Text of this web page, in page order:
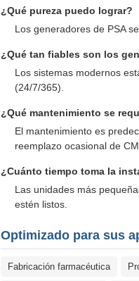
¿Qué pureza puedo lograr?
Los generadores de PSA
¿Qué tan fiables son los
Los sistemas modernos
(24/7/365).
¿Qué mantenimiento se
El mantenimiento es
reemplazo ocasional de
¿Cuánto tiempo toma la
Las unidades más
estén listos.
Optimizado para sus
Fabricación farmacéutica